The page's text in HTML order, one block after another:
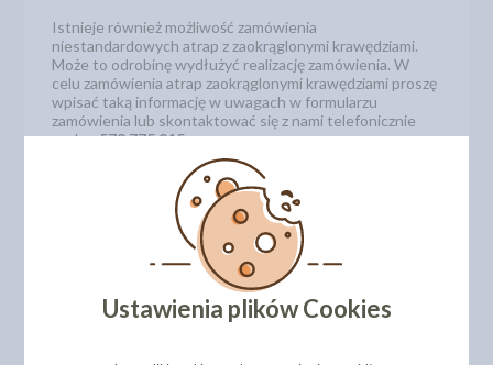
Istnieje również możliwość zamówienia
niestandardowych atrap z zaokrąglonymi krawędziami.
Może to odrobinę wydłużyć realizację zamówienia. W
celu zamówienia atrap zaokrąglonymi krawędziami proszę
wpisać taką informację w uwagach w formularzu
zamówienia lub skontaktować się z nami telefonicznie
pod nr572 775 915.
Wysokość pojedynczego piętra: 5 cm
Kod produktu: 515146
Niestandardowe rozmiary atrap
Oferujemy również inne rozmiary atrap.Zobacz jak
Ustawienia plików Cookies